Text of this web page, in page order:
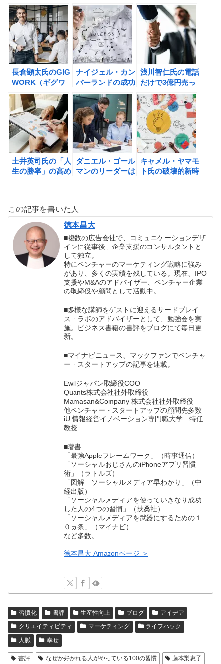
ぶ！人脈の片づけ
方。
う！
自分を最大限運用
する方法の書評
長倉顕太氏のGIG
WORK（ギグワ
ーク)の書評
ナイジェル・カン
バーランドの成功
者がしている100
の習慣の書評
浅川智仁氏の電話
だけで3億円売っ
た伝説のセールス
マンが教える お
金と心を動かす会
話術の書評
土井英司氏の「人
生の勝率」の高め
ダニエル・ゴール
マンのリーダーは
キャメル・ヤマモ
ト氏の破壊的新時
この記事を書いた人
徳本昌大
■複数の広告会社で、コミュニケーションデザ
インに従事後、企業支援のコンサルタントと
して独立。
特にベンチャーのマーケティング戦略に強み
があり、多くの実績を残している。現在、IPO
支援やM&Aのアドバイザー、ベンチャー企業
の取締役や顧問として活動中。
■多様な講師をゲストに迎えるサードプレイ
ス・ラボのアドバイザーとして、勉強会を実
施。ビジネス書籍の書評をブログにて毎日更
新。
■マイナビニュース、マックファンでベンチャ
ー・スタートアップの記事を連載。
Ewilジャパン取締役COO
Quants株式会社社外取締役
Mamasan&Company 株式会社社外取締役
他ベンチャー・スタートアップの顧問先多数
iU 情報経営イノベーション専門職大学 特任
教授
■著書
「最強Appleフレームワーク」（時事通信）
「ソーシャルおじさんのiPhoneアプリ習慣
術」（ラトルズ）
「図解 ソーシャルメディア早わかり」（中
経出版）
「ソーシャルメディアを使っていきなり成功
した人の4つの習慣」（扶桑社）
「ソーシャルメディアを武器にするための１
０ヵ条」（マイナビ）
など多数。
徳本昌大 Amazonページ ＞
習慣化 書評 生産性向上 ブログ
アイデア
クリエイティビティ
マーケティング
ライフハック
人脈
幸せ
書評 なぜか好かれる人がやっている100の習慣 藤本梨恵子